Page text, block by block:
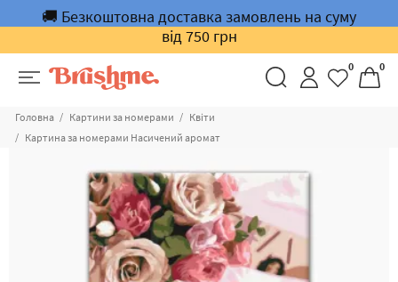
🚚 Безкоштовна доставка замовлень на суму
від 750 грн
0 0
Головна Картини за номерами
Квіти
Картина за номерами Насичений аромат